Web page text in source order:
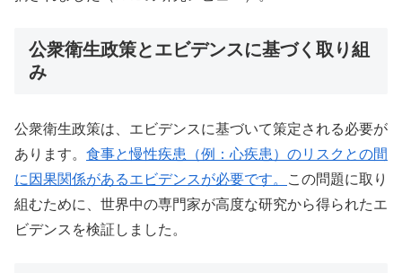
公衆衛生政策とエビデンスに基づく取り組
み
公衆衛生政策は、エビデンスに基づいて策定される必要が
あります。 食事と慢性疾患（例：心疾患）のリスクとの間
に因果関係があるエビデンスが必要です。
この問題に取り
組むために、世界中の専門家が高度な研究から得られたエ
ビデンスを検証しました。